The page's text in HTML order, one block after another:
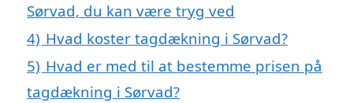
Sørvad, du kan være tryg ved
4) Hvad koster tagdækning i Sørvad?
5) Hvad er med til at bestemme prisen på
tagdækning i Sørvad?